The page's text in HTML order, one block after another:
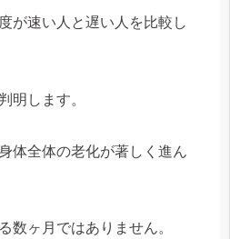
が速い人と遅い人を比較し
明します。
体全体の老化が著しく進ん
数ヶ月ではありません。